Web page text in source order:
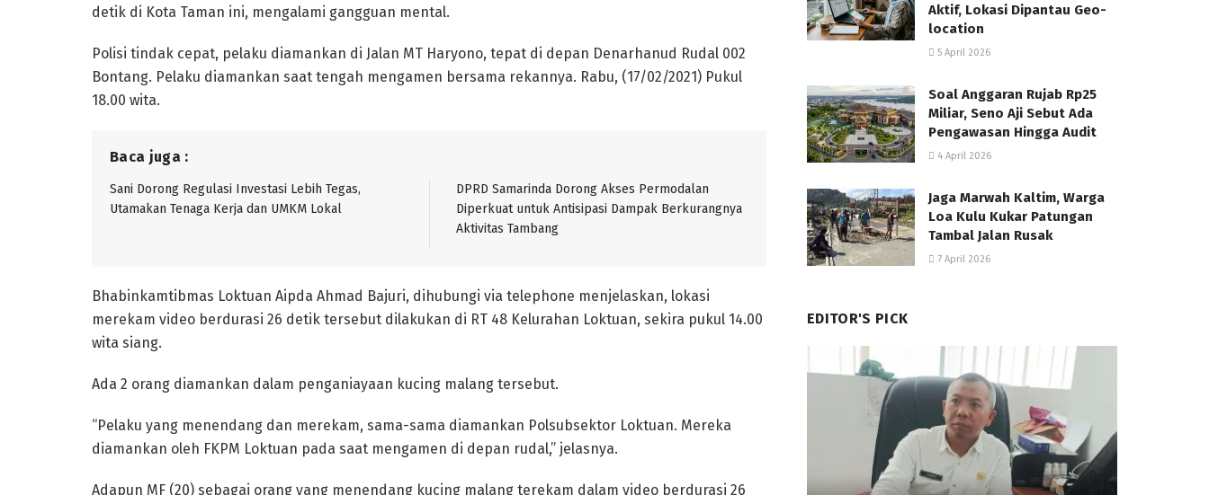
detik di Kota Taman ini, mengalami gangguan mental.
Polisi tindak cepat, pelaku diamankan di Jalan MT Haryono, tepat di depan Denarhanud Rudal 002
Bontang. Pelaku diamankan saat tengah mengamen bersama rekannya. Rabu, (17/02/2021) Pukul
18.00 wita.
Baca juga :
Sani Dorong Regulasi Investasi Lebih Tegas,
Utamakan Tenaga Kerja dan UMKM Lokal
DPRD Samarinda Dorong Akses Permodalan
Diperkuat untuk Antisipasi Dampak Berkurangnya
Aktivitas Tambang
Bhabinkamtibmas Loktuan Aipda Ahmad Bajuri, dihubungi via telephone menjelaskan, lokasi
merekam video berdurasi 26 detik tersebut dilakukan di RT 48 Kelurahan Loktuan, sekira pukul 14.00
wita siang.
Ada 2 orang diamankan dalam penganiayaan kucing malang tersebut.
“Pelaku yang menendang dan merekam, sama-sama diamankan Polsubsektor Loktuan. Mereka
diamankan oleh FKPM Loktuan pada saat mengamen di depan rudal,” jelasnya.
Adapun MF (20) sebagai orang yang menendang kucing malang terekam dalam video berdurasi 26
Aktif, Lokasi Dipantau Geo-
location
5 April 2026
Soal Anggaran Rujab Rp25
Miliar, Seno Aji Sebut Ada
Pengawasan Hingga Audit
4 April 2026
Jaga Marwah Kaltim, Warga
Loa Kulu Kukar Patungan
Tambal Jalan Rusak
7 April 2026
EDITOR'S PICK